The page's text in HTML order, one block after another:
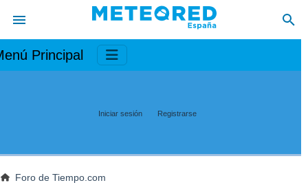
Principal
Iniciar sesión Registrarse
Foro de Tiempo.com